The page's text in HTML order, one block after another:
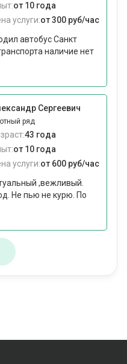
от 10 года
услуги:от 300 руб/час
автобус Санкт
наличие нет
Сергеевич
ряд
43 года
от 10 года
услуги:от 600 руб/час
,вежливый.
Не пью не курю. По